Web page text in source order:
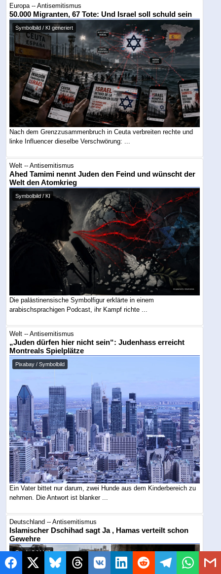
Europa -- Antisemitismus
50.000 Migranten, 67 Tote: Und Israel soll schuld sein
Symbolbild / KI generiert
Nach dem Grenzzusammenbruch in Ceuta verbreiten rechte und
linke Influencer dieselbe Verschwörung: ...
Welt -- Antisemitismus
Ahed Tamimi nennt Juden den Feind und wünscht der
Welt den Atomkrieg
Symbolbild / KI
Die palästinensische Symbolfigur erklärte in einem
arabischsprachigen Podcast, ihr Kampf richte ...
Welt -- Antisemitismus
„Juden dürfen hier nicht sein“: Judenhass erreicht
Montreals Spielplätze
Pixabay / Symbolbild
Ein Vater bittet nur darum, zwei Hunde aus dem Kinderbereich zu
nehmen. Die Antwort ist blanker ...
Deutschland -- Antisemitismus
Islamischer Dschihad sagt Ja , Hamas verteilt schon
Gewehre
Symbolbild / KI